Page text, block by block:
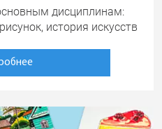
дисциплинам:
история искусств